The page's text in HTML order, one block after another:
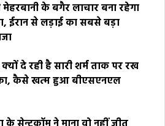
के बगैर लाचार बना रहेगा
ईरान से लड़ाई का सबसे बड़ा
दे रही है सारी शर्म ताक पर रख
कैसे खत्म हुआ बीएसएनएल